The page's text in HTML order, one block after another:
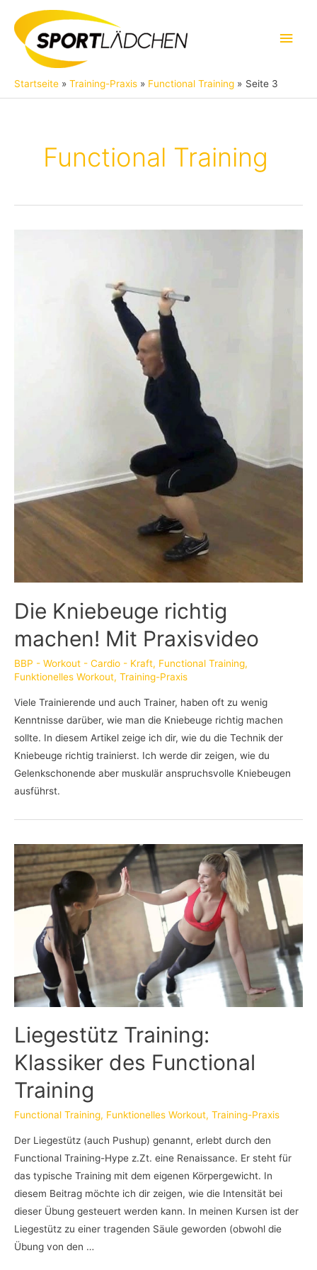
Inhalt
springen
Startseite Training-Praxis Functional Training Seite 3
Functional Training
Die Kniebeuge richtig
machen! Mit Praxisvideo
BBP - Workout - Cardio - Kraft, Functional Training,
Funktionelles Workout, Training-Praxis
Viele Trainierende und auch Trainer, haben oft zu wenig
Kenntnisse darüber, wie man die Kniebeuge richtig machen
sollte. In diesem Artikel zeige ich dir, wie du die Technik der
Kniebeuge richtig trainierst. Ich werde dir zeigen, wie du
Gelenkschonende aber muskulär anspruchsvolle Kniebeugen
ausführst.
Liegestütz Training:
Klassiker des Functional
Training
Functional Training, Funktionelles Workout, Training-Praxis
Der Liegestütz (auch Pushup) genannt, erlebt durch den
Functional Training-Hype z.Zt. eine Renaissance. Er steht für
das typische Training mit dem eigenen Körpergewicht. In
diesem Beitrag möchte ich dir zeigen, wie die Intensität bei
dieser Übung gesteuert werden kann. In meinen Kursen ist der
Liegestütz zu einer tragenden Säule geworden (obwohl die
Übung von den …